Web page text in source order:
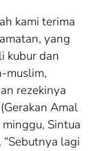
kami terima
yang
kubur dan
muslim,
rezekinya
Amal
minggu, Sintua
lagi